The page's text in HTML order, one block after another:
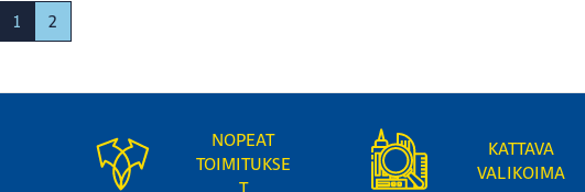
1 2
NOPEAT
TOIMITUKSE
KATTAVA
VALIKOIMA